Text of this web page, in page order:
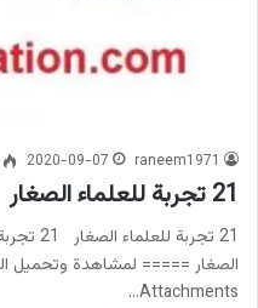
raneem1971
2020-09-07
21 تجربة للعلماء الصغار
الصغار ===== لمشاهدة وتحميل
Attachments…